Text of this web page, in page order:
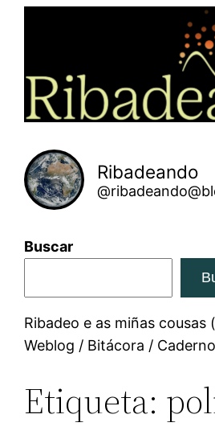
Ribadeando
Buscar
Ribadeo e as miñas cousas
Weblog / Bitácora /
Etiqueta: